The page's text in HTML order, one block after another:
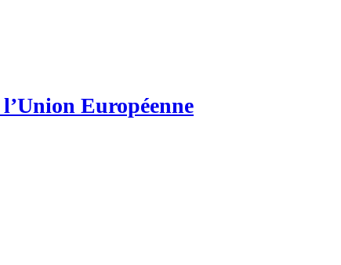
Européenne